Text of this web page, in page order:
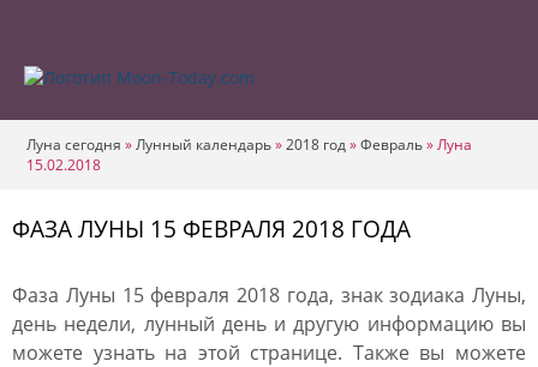
Луна сегодня »Лунный календарь»2018 год»Февраль»Луна
15.02.2018
ФАЗА ЛУНЫ 15 ФЕВРАЛЯ 2018 ГОДА
Фаза Луны 15 февраля 2018 года, знак зодиака Луны,
день недели, лунный день и другую информацию вы
можете узнать на этой странице. Также вы можете